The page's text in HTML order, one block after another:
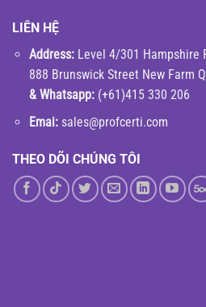
LIÊN HỆ
Address:Level 4/301 Hampshire
888 Brunswick Street New Farm
& Whatsapp: (+61)415 330 206
Emai:sales@profcerti.com
THEO DÕI CHÚNG TÔI